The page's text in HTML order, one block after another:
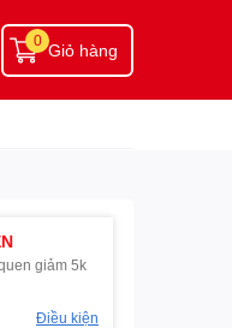
Giỏ hàng
0
giảm 5k
Điều kiện